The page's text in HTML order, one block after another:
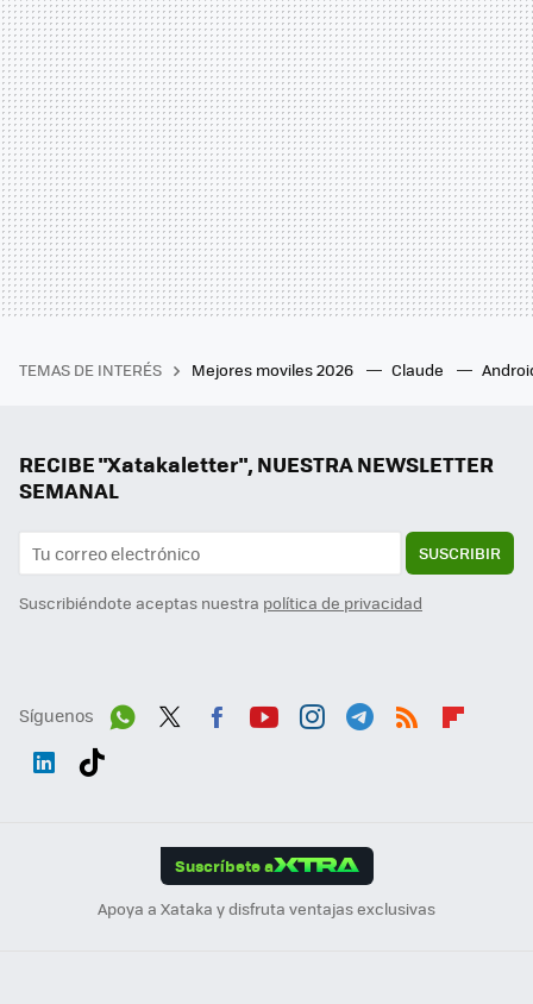
TEMAS DE INTERÉS Mejores moviles 2026 Claude
RECIBE "Xatakaletter", NUESTRA NEWSLETTER
SEMANAL
SUSCRIBIR
Suscribiéndote aceptas nuestra política de privacidad
Síguenos
Suscríbete a
Apoya a Xataka y disfruta ventajas exclusivas